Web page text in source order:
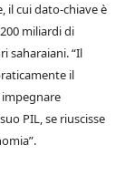
il cui dato-chiave è
miliardi di
saharaiani. “Il
il
PIL, se riuscisse